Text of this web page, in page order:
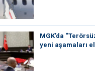
MGK’da
yeni aşamaları